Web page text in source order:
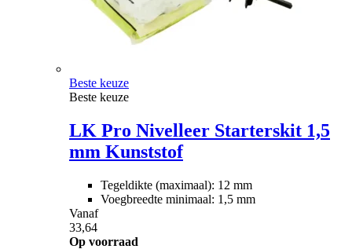
Beste keuze
Beste keuze
LK Pro Nivelleer Starterskit 1,5
mm Kunststof
Tegeldikte (maximaal): 12 mm
Voegbreedte minimaal: 1,5 mm
Vanaf
33,64
Op voorraad